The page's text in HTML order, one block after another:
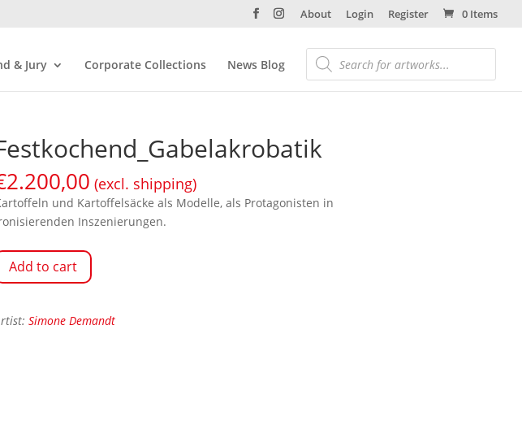
About Login Register 0 Items
& Jury Corporate Collections News Blog
2.200,00 (excl. shipping)
und Kartoffelsäcke als Modelle, als Protagonisten in
Inszenierungen.
Add to cart
Simone Demandt